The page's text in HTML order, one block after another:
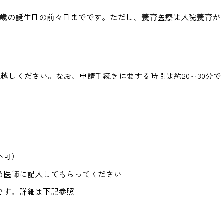
の誕生日の前々日までです。ただし、養育医療は入院養育
しください。なお、申請手続きに要する時間は約20～30分
）
師に記入してもらってください
。詳細は下記参照